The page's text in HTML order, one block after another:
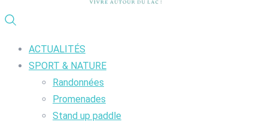
ACTUALITÉS
SPORT & NATURE
Randonnées
Promenades
Stand up paddle